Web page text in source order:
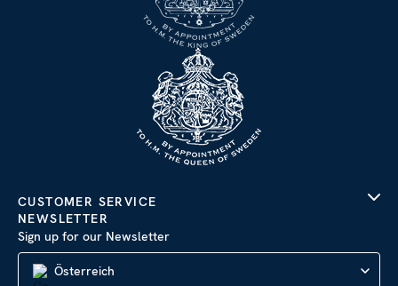
CUSTOMER SERVICE
NEWSLETTER
Sign up for our Newsletter
Österreich